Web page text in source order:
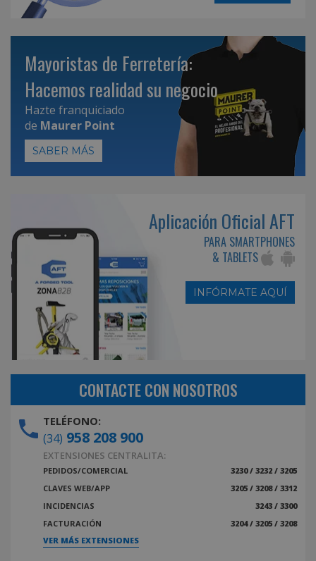
Mayoristas de Ferretería:
Hacemos realidad su negocio
Hazte franquiciado
de Maurer Point
SABER MÁS
Aplicación Oficial AFT
PARA SMARTPHONES
& TABLETS
INFÓRMATE AQUÍ
CONTACTE CON NOSOTROS
TELÉFONO:
(34) 958 208 900
EXTENSIONES CENTRALITA:
PEDIDOS/COMERCIAL
3230 / 3232 / 3205
CLAVES WEB/APP
3205 / 3208 / 3312
INCIDENCIAS
3243 / 3300
FACTURACIÓN
3204 / 3205 / 3208
VER MÁS EXTENSIONES